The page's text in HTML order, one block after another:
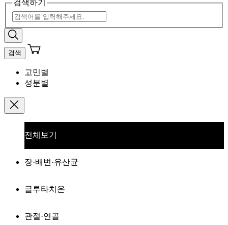
검색하기
검색
고민별
성분별
전체보기
장·배변·유산균
글루타치온
관절·연골